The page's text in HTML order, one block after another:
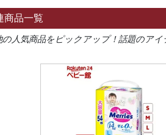
商品一覧
の人気商品をピックアップ！話題のアイ